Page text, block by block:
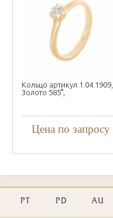
Кольцо артикул 1.04.1909,
Золото 585°,
Цена по запросу
PT PD AU